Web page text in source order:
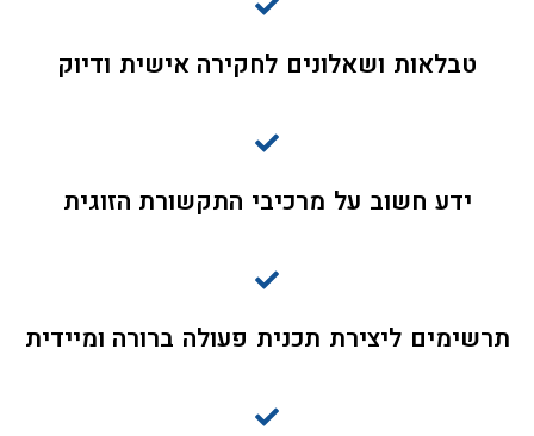
טבלאות ושאלונים לחקירה אישית ודיוק
ידע חשוב על מרכיבי התקשורת הזוגית
תרשימים ליצירת תכנית פעולה ברורה ומיידית